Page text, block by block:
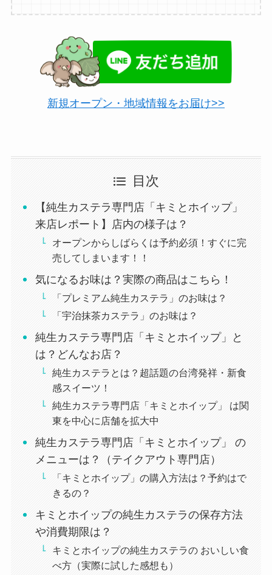
新規オープン・地域情報をお届け>>
目次
【純生カステラ専門店「キミとホイップ」
来店レポート】店内の様子は？
オープンからしばらくは予約必須！すぐに完
売してしまいます！！
気になるお味は？実際の商品はこちら！
「プレミアム純生カステラ」のお味は？
「宇治抹茶カステラ」のお味は？
純生カステラ専門店「キミとホイップ」と
は？どんなお店？
純生カステラとは？超話題の台湾発祥・新食
感スイーツ！
純生カステラ専門店「キミとホイップ」 は関
東を中心に店舗を拡大中
純生カステラ専門店「キミとホイップ」 の
メニューは？（テイクアウト専門店）
「キミとホイップ」の購入方法は？予約はで
きるの？
キミとホイップの純生カステラの保存方法
や消費期限は？
キミとホイップの純生カステラの おいしい食
べ方（実際に試した感想も）